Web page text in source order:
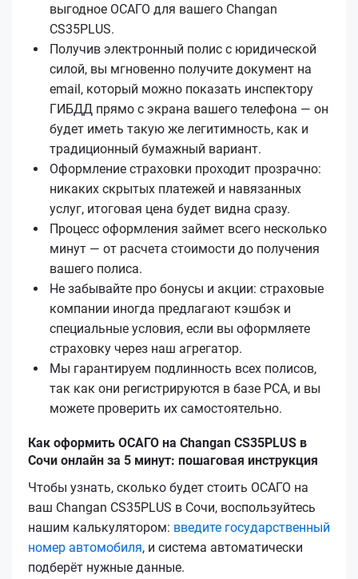
выгодное ОСАГО для вашего Changan
CS35PLUS.
Получив электронный полис с юридической
силой, вы мгновенно получите документ на
email, который можно показать инспектору
ГИБДД прямо с экрана вашего телефона — он
будет иметь такую же легитимность, как и
традиционный бумажный вариант.
Оформление страховки проходит прозрачно:
никаких скрытых платежей и навязанных
услуг, итоговая цена будет видна сразу.
Процесс оформления займет всего несколько
минут — от расчета стоимости до получения
вашего полиса.
Не забывайте про бонусы и акции: страховые
компании иногда предлагают кэшбэк и
специальные условия, если вы оформляете
страховку через наш агрегатор.
Мы гарантируем подлинность всех полисов,
так как они регистрируются в базе РСА, и вы
можете проверить их самостоятельно.
Как оформить ОСАГО на Changan CS35PLUS в
Сочи онлайн за 5 минут: пошаговая инструкция
Чтобы узнать, сколько будет стоить ОСАГО на
ваш Changan CS35PLUS в Сочи, воспользуйтесь
нашим калькулятором: введите государственный
номер автомобиля, и система автоматически
подберёт нужные данные.